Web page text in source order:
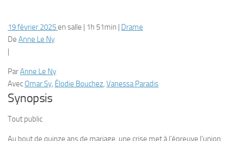
19 février 2025en salle | 1h 51min | Drame
De Anne Le Ny
|
ParAnne Le Ny
Avec Omar Sy, Élodie Bouchez, Vanessa Paradis
Synopsis
Tout public
Au bout de quinze ans de mariage, une crise met à l’épreuve l’union